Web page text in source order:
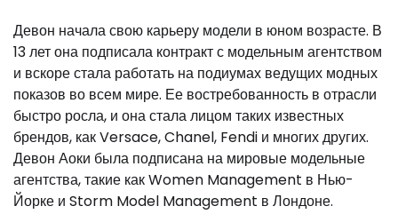
Девон начала свою карьеру модели в юном возрасте. В
13 лет она подписала контракт с модельным агентством
и вскоре стала работать на подиумах ведущих модных
показов во всем мире. Ее востребованность в отрасли
быстро росла, и она стала лицом таких известных
брендов, как Versace, Chanel, Fendi и многих других.
Девон Аоки была подписана на мировые модельные
агентства, такие как Women Management в Нью-
Йорке и Storm Model Management в Лондоне.